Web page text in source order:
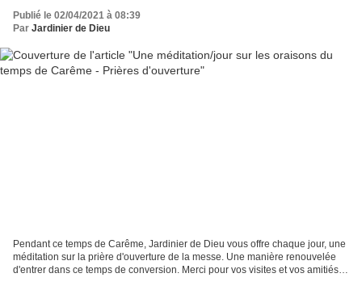
Publié le 02/04/2021 à 08:39
Par Jardinier de Dieu
Pendant ce temps de Carême, Jardinier de Dieu vous offre chaque jour, une
méditation sur la prière d'ouverture de la messe. Une manière renouvelée
d'entrer dans ce temps de conversion. Merci pour vos visites et vos amitiés.